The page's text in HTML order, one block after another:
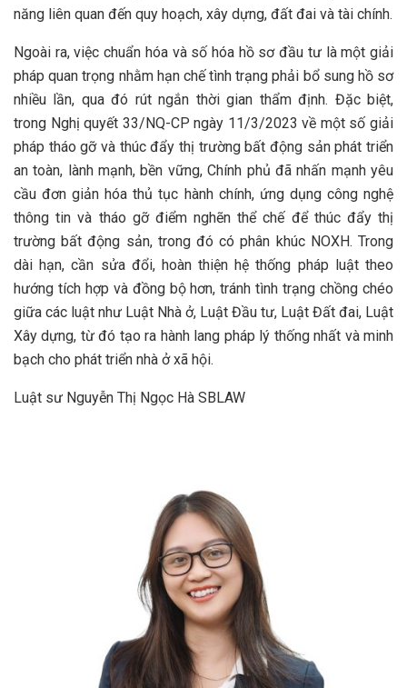
năng liên quan đến quy hoạch, xây dựng, đất đai và tài chính.
Ngoài ra, việc chuẩn hóa và số hóa hồ sơ đầu tư là một giải
pháp quan trọng nhằm hạn chế tình trạng phải bổ sung hồ sơ
nhiều lần, qua đó rút ngắn thời gian thẩm định. Đặc biệt,
trong Nghị quyết 33/NQ-CP ngày 11/3/2023 về một số giải
pháp tháo gỡ và thúc đẩy thị trường bất động sản phát triển
an toàn, lành mạnh, bền vững, Chính phủ đã nhấn mạnh yêu
cầu đơn giản hóa thủ tục hành chính, ứng dụng công nghệ
thông tin và tháo gỡ điểm nghẽn thể chế để thúc đẩy thị
trường bất động sản, trong đó có phân khúc NOXH. Trong
dài hạn, cần sửa đổi, hoàn thiện hệ thống pháp luật theo
hướng tích hợp và đồng bộ hơn, tránh tình trạng chồng chéo
giữa các luật như Luật Nhà ở, Luật Đầu tư, Luật Đất đai, Luật
Xây dựng, từ đó tạo ra hành lang pháp lý thống nhất và minh
bạch cho phát triển nhà ở xã hội.
Luật sư Nguyễn Thị Ngọc Hà SBLAW